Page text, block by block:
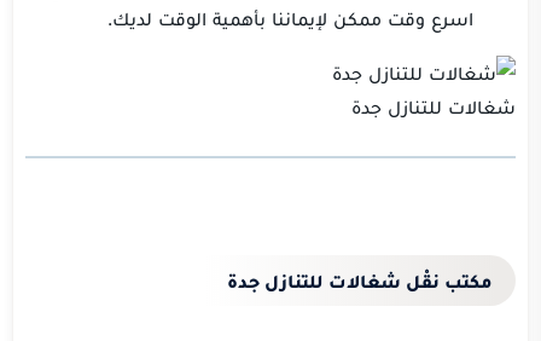
اسرع وقت ممكن لإيماننا بأهمية الوقت لديك.
شغالات للتنازل جدة
مكتب نقْل شغالات للتنازل جدة